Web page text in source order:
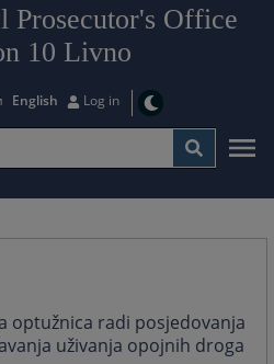
Prosecutor's Office
10 Livno
English Log in
optužnica radi posjedovanja
uživanja opojnih droga